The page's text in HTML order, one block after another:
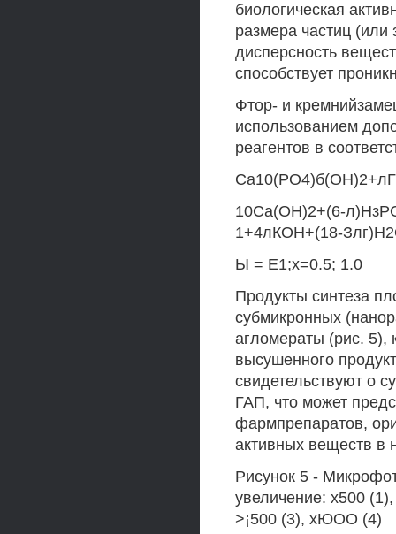
биологическая
размера частиц
дисперсность
способствует
Фтор- и
использованием
реагентов в
10Са(ОН)2+(6-
1+4лКОН+(18-
Ы = Е1;х=0.5; 1.0
Продукты синтеза
субмикронных
агломераты (рис. 5),
высушенного
свидетельствуют о
ГАП, что может
фармпрепаратов,
активных веществ в
Рисунок 5 -
увеличение: х500
>¡500 (3), хЮОО (4)